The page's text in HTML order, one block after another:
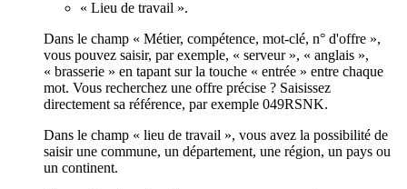
« Lieu de travail ».
Dans le champ « Métier, compétence, mot-clé, n° d'offre »,
vous pouvez saisir, par exemple, « serveur », « anglais »,
« brasserie » en tapant sur la touche « entrée » entre chaque
mot. Vous recherchez une offre précise ? Saisissez
directement sa référence, par exemple 049RSNK.
Dans le champ « lieu de travail », vous avez la possibilité de
saisir une commune, un département, une région, un pays ou
un continent.